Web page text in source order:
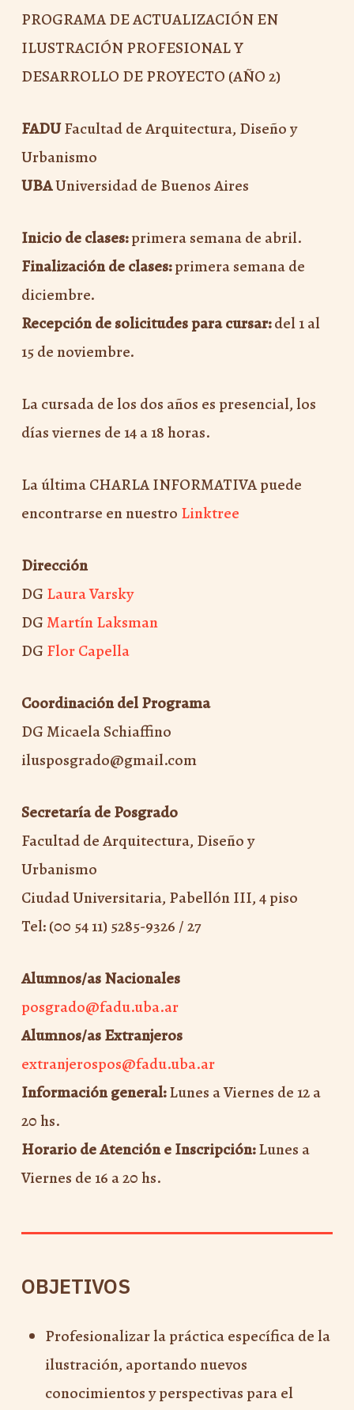
PROGRAMA DE ACTUALIZACIÓN EN
ILUSTRACIÓN PROFESIONAL Y
DESARROLLO DE PROYECTO (AÑO 2)
FADUFacultad de Arquitectura, Diseño y
Urbanismo
UBAUniversidad de Buenos Aires
Inicio de clases:primera semana de abril.
Finalización de clases:primera semana de
diciembre.
Recepción de solicitudes para cursar:del 1 al
15 de noviembre.
La cursada de los dos años es presencial, los
días viernes de 14 a 18 horas.
La última CHARLA INFORMATIVA puede
encontrarse en nuestro Linktree
Dirección
DG Laura Varsky
DG Martín Laksman
DG Flor Capella
Coordinación del Programa
DG Micaela Schiaffino
ilusposgrado@gmail.com
Secretaría de Posgrado
Facultad de Arquitectura, Diseño y
Urbanismo
Ciudad Universitaria, Pabellón III, 4 piso
Tel: (00 54 11) 5285-9326 / 27
Alumnos/as Nacionales
posgrado@fadu.uba.ar
Alumnos/as Extranjeros
extranjerospos@fadu.uba.ar
Información general:Lunes a Viernes de 12 a
20 hs.
Horario de Atención e Inscripción:Lunes a
Viernes de 16 a 20 hs.
OBJETIVOS
Profesionalizar la práctica específica de la
ilustración, aportando nuevos
conocimientos y perspectivas para el